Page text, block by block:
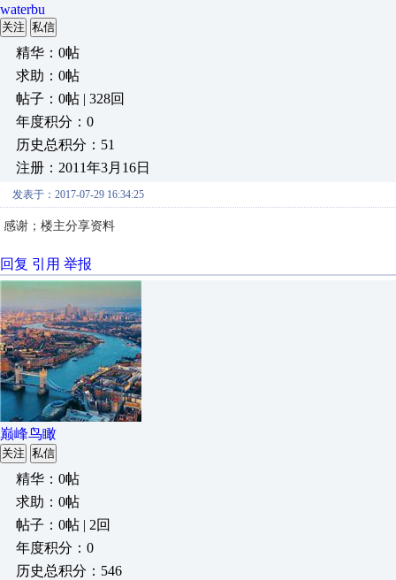
waterbu
关注 私信
精华：0帖
求助：0帖
帖子：0帖 | 328回
年度积分：0
历史总积分：51
注册：2011年3月16日
发表于：2017-07-29 16:34:25
感谢；楼主分享资料
回复 引用 举报
巅峰鸟瞰
关注 私信
精华：0帖
求助：0帖
帖子：0帖 | 2回
年度积分：0
历史总积分：546